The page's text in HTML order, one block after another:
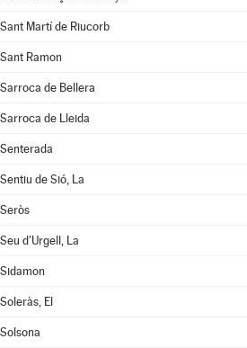
Sant Martí de Riucorb
Sant Ramon
Sarroca de Bellera
Sarroca de Lleida
Senterada
Sentiu de Sió, La
Seròs
Seu d'Urgell, La
Sidamon
Soleràs, El
Solsona